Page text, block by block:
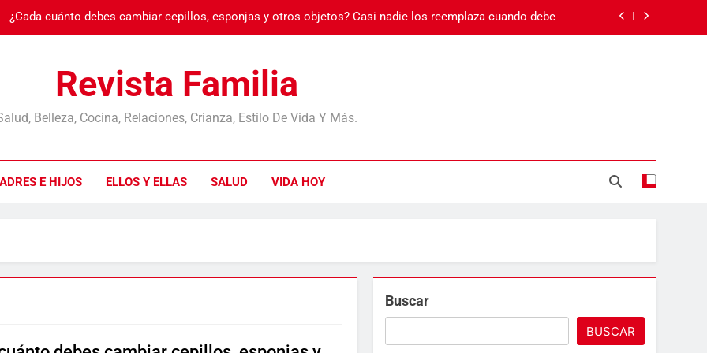
¿Cada cuánto debes cambiar cepillos, esponjas y otros objetos? Casi nadie los reemplaza cuando debe
Revista Familia
Belleza, Cocina, Relaciones, Crianza, Estilo De Vida Y Más.
E HIJOS ELLOS Y ELLAS SALUD VIDA HOY
Buscar
BUSCAR